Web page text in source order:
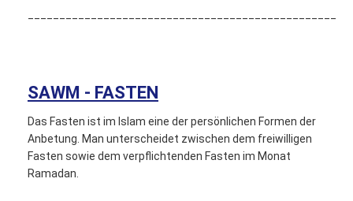
SAWM - FASTEN
Das Fasten ist im Islam eine der persönlichen Formen der
Anbetung. Man unterscheidet zwischen dem freiwilligen
Fasten sowie dem verpflichtenden Fasten im Monat
Ramadan.